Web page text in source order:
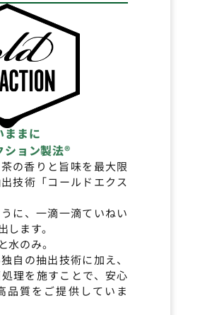
ままに
ション製法®
の香りと旨味を最大限
技術「コールドエクス
に、一滴一滴ていねい
します。
水のみ。
自の抽出技術に加え、
理を施すことで、安心
品質をご提供していま